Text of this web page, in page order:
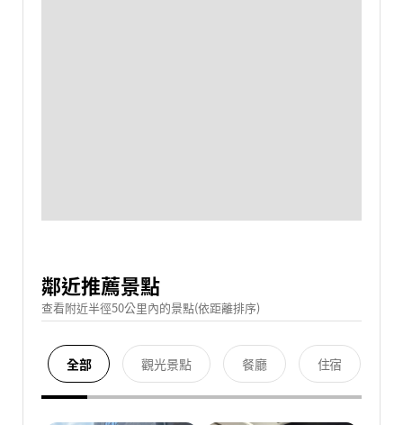
鄰近推薦景點
查看附近半徑50公里內的景點(依距離排序)
全部 觀光景點 餐廳 住宿